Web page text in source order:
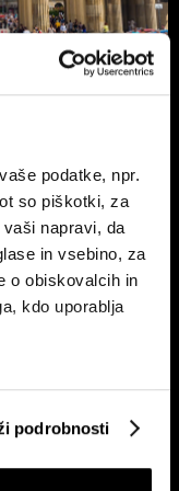
podatke, npr.
so piškotki, za
napravi, da
in vsebino, za
o obiskovalcih in
kdo uporablja
lokaciji, ki so
preverjanjem
podrobnosti
prepreči le
podale oceno